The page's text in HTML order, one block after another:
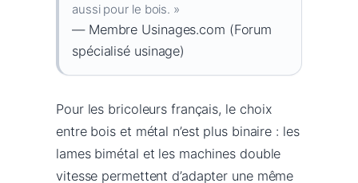
aussi pour le bois. »
— Membre Usinages.com (Forum
spécialisé usinage)
Pour les bricoleurs français, le choix
entre bois et métal n’est plus binaire : les
lames bimétal et les machines double
vitesse permettent d’adapter une même